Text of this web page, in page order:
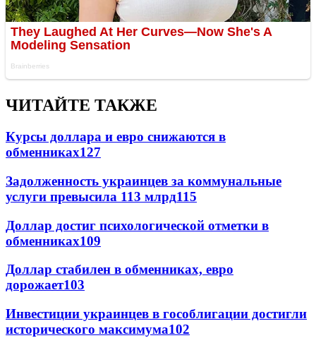
ЧИТАЙТЕ ТАКЖЕ
Курсы доллара и евро снижаются в
обменниках127
Задолженность украинцев за коммунальные
услуги превысила 113 млрд115
Доллар достиг психологической отметки в
обменниках109
Доллар стабилен в обменниках, евро
дорожает103
Инвестиции украинцев в гособлигации достигли
исторического максимума102